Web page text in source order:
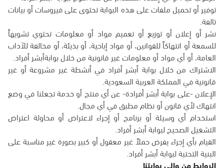
توفير أو تحميل ملفات على هذه البوابة تحتوى على فيروسات أو بيانات
تالفة.
نشر أو إعلان أو توزيع أو تعميم مواد أو معلومات تحتوي تشويهاً
للسمعة أو انتهاكاً للقوانين، أو مواد إباحية، أو بذيئة، أو مخالفة للآداب
العامة، أو أي مواد أو معلومات غير قانونية من خلال بوابةأبشر أفراد.
الاشتراك من خلال بوابة أبشر أفراد في أنشطة غير مشروعة أو غير
قانونية في المملكة العربية السعودية.
الإعلان -على بوابة أبشر أفرادة- عن أي منتج أو خدمة تجعلنا في وضع
انتهاك لأي قانون أو نظام مطبق في أي مجال.
استخدام أي وسيلة أو برنامج أو إجراء لاعتراض أو محاولة اعتراض
التشغيل الصحيح لبوابة أبشر أفراد.
القيام بأي إجراء يفرض حملاً غير معقول أو كبير بصورة غير مناسبة على
البنية التحتية لبوابة أبشر أفراد.
الروابط من وإلى بوابتنا